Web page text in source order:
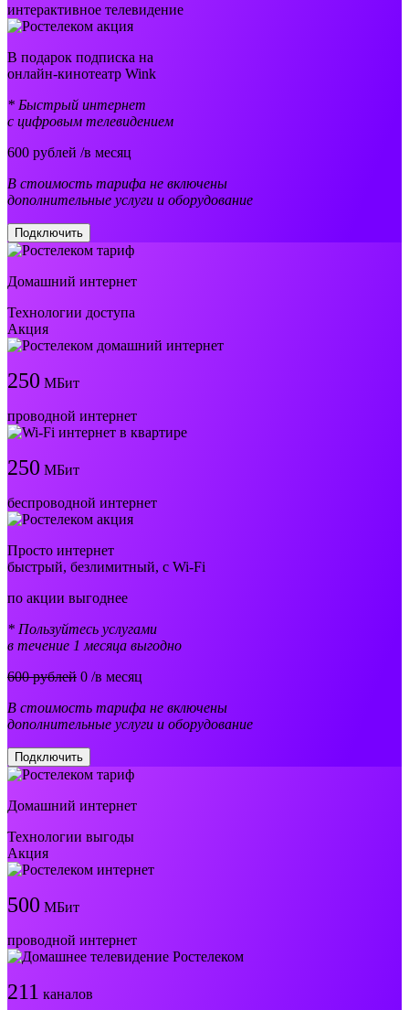
интерактивное телевидение
В подарок подписка на
онлайн-кинотеатр Wink
* Быстрый интернет
с цифровым телевидением
600 рублей /в месяц
В стоимость тарифа не включены
дополнительные услуги и оборудование
Подключить
Домашний интернет
Технологии доступа
Акция
250 МБит
проводной интернет
250 МБит
беспроводной интернет
Просто интернет
быстрый, безлимитный, с Wi-Fi
по акции выгоднее
* Пользуйтесь услугами
в течение 1 месяца выгодно
600 рублей 0 /в месяц
В стоимость тарифа не включены
дополнительные услуги и оборудование
Подключить
Домашний интернет
Технологии выгоды
Акция
500 МБит
проводной интернет
211 каналов